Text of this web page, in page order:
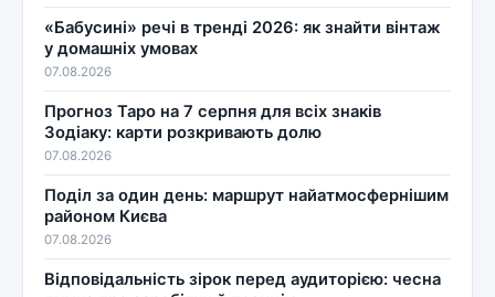
«Бабусині» речі в тренді 2026: як знайти вінтаж
у домашніх умовах
07.08.2026
Прогноз Таро на 7 серпня для всіх знаків
Зодіаку: карти розкривають долю
07.08.2026
Поділ за один день: маршрут найатмосфернішим
районом Києва
07.08.2026
Відповідальність зірок перед аудиторією: чесна